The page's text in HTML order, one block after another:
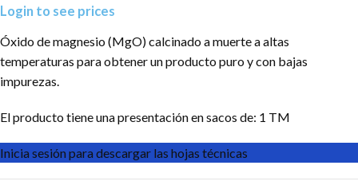
Login to see prices
Óxido de magnesio (MgO) calcinado a muerte a altas
temperaturas para obtener un producto puro y con bajas
impurezas.
El producto tiene una presentación en sacos de: 1 TM
Inicia sesión para descargar las hojas técnicas